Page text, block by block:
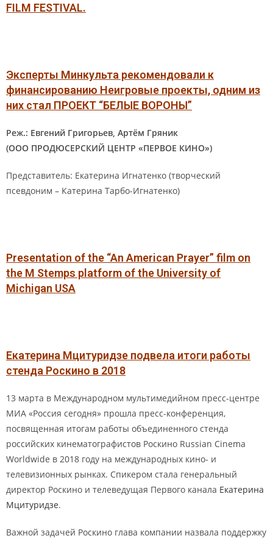
FILM FESTIVAL.
Эксперты Минкульта рекомендовали к
финансированию Неигровые проекты, одним из
них стал ПРОЕКТ “БЕЛЫЕ ВОРОНЫ”
Реж.: Евгений Григорьев, Артём Гряник
(ООО ПРОДЮСЕРСКИЙ ЦЕНТР «ПЕРВОЕ КИНО»)
Представитель: Екатерина Игнатенко (творческий
псевдоним – Катерина Тарбо-Игнатенко)
Presentation of the “An American Prayer” film on
the M Stemps platform of the University of
Michigan USA
Екатерина Мцитуридзе подвела итоги работы
стенда Роскино в 2018
13 марта в Международном мультимедийном пресс-центре
МИА «Россия сегодня» прошла пресс-конференция,
посвященная итогам работы объединенного стенда
российских кинематографистов Роскино Russian Cinema
Worldwide в 2018 году на международных кино- и
телевизионных рынках. Спикером стала генеральный
директор Роскино и телеведущая Первого канала Екатерина
Мцитуридзе.
Важной задачей Роскино глава компании назвала поддержку